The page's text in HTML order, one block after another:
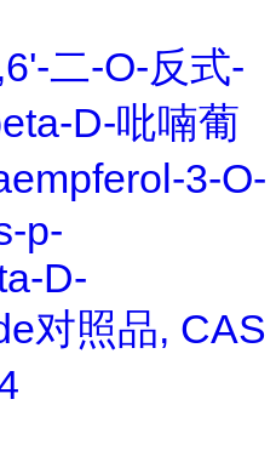
二-O-反式-
D-吡喃葡
3-O-
p-
D-
对照品, CAS